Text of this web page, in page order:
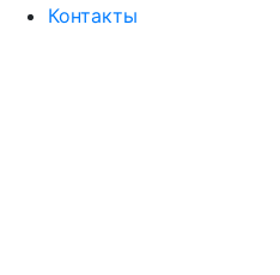
Контакты